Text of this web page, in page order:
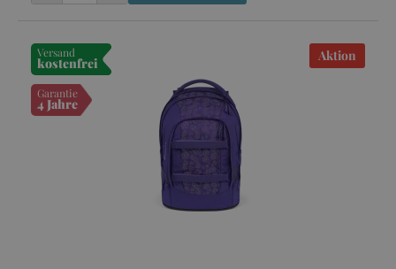
Versand
kostenfrei
Garantie
4 Jahre
Aktion